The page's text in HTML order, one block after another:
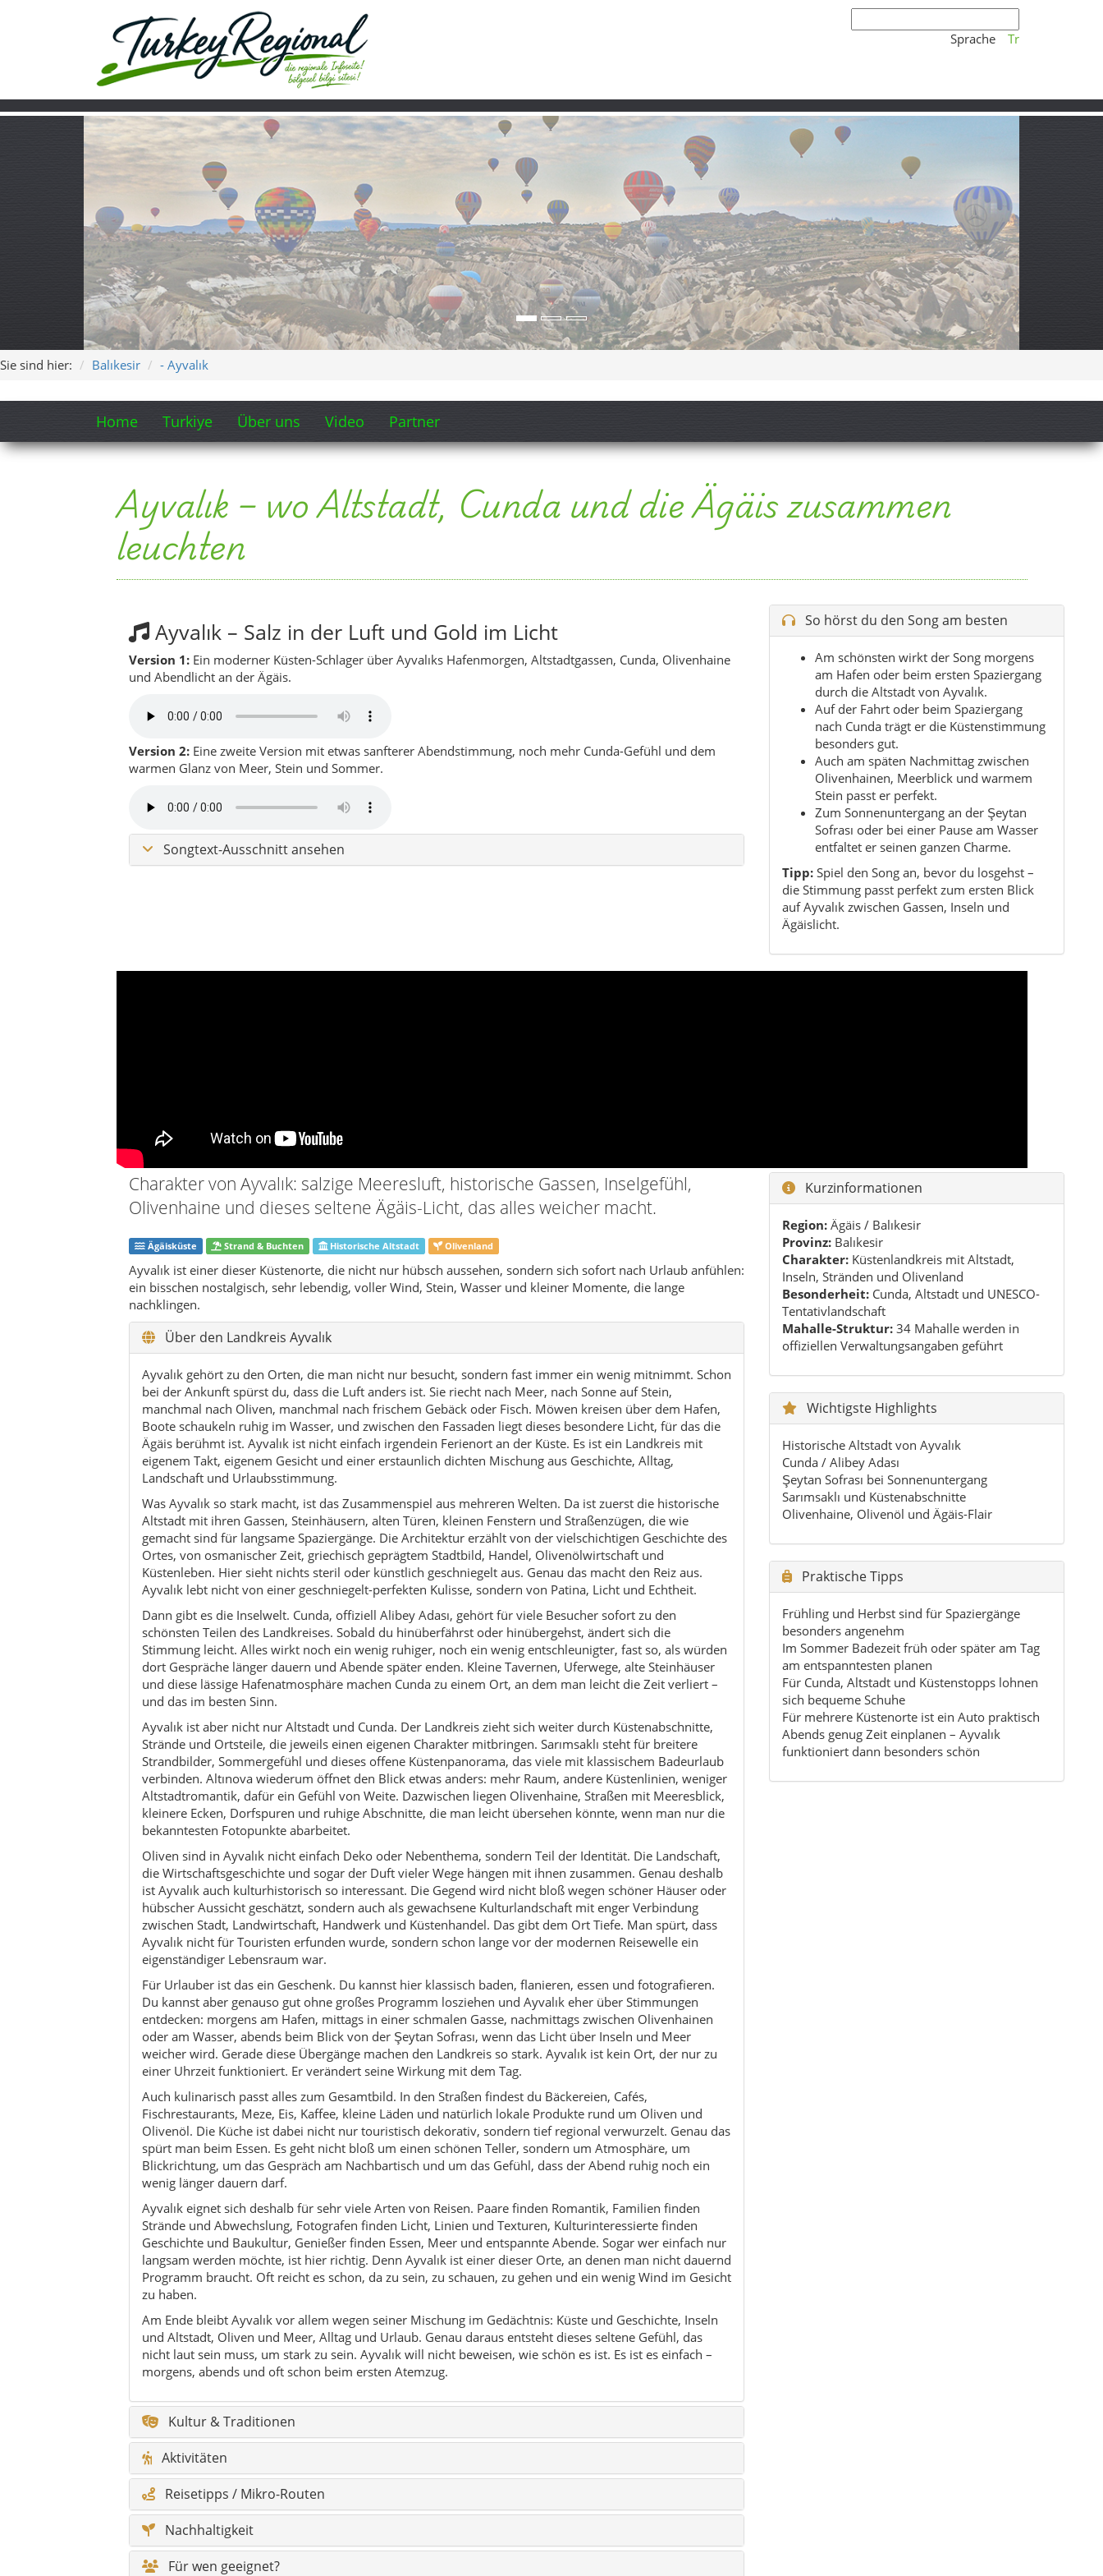
Sprache Tr
Balıkesir - Ayvalık
Home Turkiye Über uns Video
Ayvalık – wo Altstadt, Cunda und die Ägäis zusammen
leuchten
Ayvalık – Salz in der Luft und Gold im Licht
Version 1:Ein moderner Küsten-Schlager über Ayvalıks Hafenmorgen, Altstadtgassen, Cunda, Olivenhaine
und Abendlicht an der Ägäis.
Version 2:Eine zweite Version mit etwas sanfterer Abendstimmung, noch mehr Cunda-Gefühl und dem
warmen Glanz von Meer, Stein und Sommer.
am Hafen oder beim ersten Spaziergang
durch die Altstadt von Ayvalık.
besonders gut.
Zum Sonnenuntergang an der Şeytan
entfaltet er seinen ganzen Charme.
Tipp:Spiel den Song an, bevor du losgehst –
die Stimmung passt perfekt zum ersten Blick
auf Ayvalık zwischen Gassen, Inseln und
Ägäislicht.
Olivenhaine und dieses seltene Ägäis-Licht, das alles weicher macht.
Ayvalık gehört zu den Orten, die man nicht nur besucht, sondern fast immer ein wenig mitnimmt. Schon
bei der Ankunft spürst du, dass die Luft anders ist. Sie riecht nach Meer, nach Sonne auf Stein,
manchmal nach Oliven, manchmal nach frischem Gebäck oder Fisch. Möwen kreisen über dem Hafen,
Boote schaukeln ruhig im Wasser, und zwischen den Fassaden liegt dieses besondere Licht, für das die
Ägäis berühmt ist. Ayvalık ist nicht einfach irgendein Ferienort an der Küste. Es ist ein Landkreis mit
Landschaft und Urlaubsstimmung.
Was Ayvalık so stark macht, ist das Zusammenspiel aus mehreren Welten. Da ist zuerst die historische
Altstadt mit ihren Gassen, Steinhäusern, alten Türen, kleinen Fenstern und Straßenzügen, die wie
gemacht sind für langsame Spaziergänge. Die Architektur erzählt von der vielschichtigen Geschichte des
Ortes, von osmanischer Zeit, griechisch geprägtem Stadtbild, Handel, Olivenölwirtschaft und
Küstenleben. Hier sieht nichts steril oder künstlich geschniegelt aus. Genau das macht den Reiz aus.
Ayvalık lebt nicht von einer geschniegelt-perfekten Kulisse, sondern von Patina, Licht und Echtheit.
Dann gibt es die Inselwelt. Cunda, offiziell Alibey Adası, gehört für viele Besucher sofort zu den
schönsten Teilen des Landkreises. Sobald du hinüberfährst oder hinübergehst, ändert sich die
Stimmung leicht. Alles wirkt noch ein wenig ruhiger, noch ein wenig entschleunigter, fast so, als würden
dort Gespräche länger dauern und Abende später enden. Kleine Tavernen, Uferwege, alte Steinhäuser
und diese lässige Hafenatmosphäre machen Cunda zu einem Ort, an dem man leicht die Zeit verliert –
und das im besten Sinn.
Strände und Ortsteile, die jeweils einen eigenen Charakter mitbringen. Sarımsaklı steht für breitere
Strandbilder, Sommergefühl und dieses offene Küstenpanorama, das viele mit klassischem Badeurlaub
verbinden. Altınova wiederum öffnet den Blick etwas anders: mehr Raum, andere Küstenlinien, weniger
Altstadtromantik, dafür ein Gefühl von Weite. Dazwischen liegen Olivenhaine, Straßen mit Meeresblick,
kleinere Ecken, Dorfspuren und ruhige Abschnitte, die man leicht übersehen könnte, wenn man nur die
bekanntesten Fotopunkte abarbeitet.
Oliven sind in Ayvalık nicht einfach Deko oder Nebenthema, sondern Teil der Identität. Die Landschaft,
die Wirtschaftsgeschichte und sogar der Duft vieler Wege hängen mit ihnen zusammen. Genau deshalb
ist Ayvalık auch kulturhistorisch so interessant. Die Gegend wird nicht bloß wegen schöner Häuser oder
hübscher Aussicht geschätzt, sondern auch als gewachsene Kulturlandschaft mit enger Verbindung
zwischen Stadt, Landwirtschaft, Handwerk und Küstenhandel. Das gibt dem Ort Tiefe. Man spürt, dass
Ayvalık nicht für Touristen erfunden wurde, sondern schon lange vor der modernen Reisewelle ein
eigenständiger Lebensraum war.
Für Urlauber ist das ein Geschenk. Du kannst hier klassisch baden, flanieren, essen und fotografieren.
Du kannst aber genauso gut ohne großes Programm losziehen und Ayvalık eher über Stimmungen
entdecken: morgens am Hafen, mittags in einer schmalen Gasse, nachmittags zwischen Olivenhainen
oder am Wasser, abends beim Blick von der Şeytan Sofrası, wenn das Licht über Inseln und Meer
weicher wird. Gerade diese Übergänge machen den Landkreis so stark. Ayvalık ist kein Ort, der nur zu
einer Uhrzeit funktioniert. Er verändert seine Wirkung mit dem Tag.
Auch kulinarisch passt alles zum Gesamtbild. In den Straßen findest du Bäckereien, Cafés,
Fischrestaurants, Meze, Eis, Kaffee, kleine Läden und natürlich lokale Produkte rund um Oliven und
Olivenöl. Die Küche ist dabei nicht nur touristisch dekorativ, sondern tief regional verwurzelt. Genau das
spürt man beim Essen. Es geht nicht bloß um einen schönen Teller, sondern um Atmosphäre, um
Blickrichtung, um das Gespräch am Nachbartisch und um das Gefühl, dass der Abend ruhig noch ein
wenig länger dauern darf.
Strände und Abwechslung, Fotografen finden Licht, Linien und Texturen, Kulturinteressierte finden
Geschichte und Baukultur, Genießer finden Essen, Meer und entspannte Abende. Sogar wer einfach nur
langsam werden möchte, ist hier richtig. Denn Ayvalık ist einer dieser Orte, an denen man nicht dauernd
Programm braucht. Oft reicht es schon, da zu sein, zu schauen, zu gehen und ein wenig Wind im Gesicht
zu haben.
und Altstadt, Oliven und Meer, Alltag und Urlaub. Genau daraus entsteht dieses seltene Gefühl, das
nicht laut sein muss, um stark zu sein. Ayvalık will nicht beweisen, wie schön es ist. Es ist es einfach –
morgens, abends und oft schon beim ersten Atemzug.
Kultur & Traditionen
Aktivitäten
Reisetipps / Mikro-Routen
Nachhaltigkeit
Für wen geeignet?
Kulinarik
Natur & Outdoor
Feste & Veranstaltungen
Geschichte & Timeline
Hidden Gems
Legenden
Kurzinformationen
Wichtigste Highlights
Cunda / Alibey Adası
Şeytan Sofrası bei Sonnenuntergang
Sarımsaklı und Küstenabschnitte
Olivenhaine, Olivenöl und Ägäis-Flair
Praktische Tipps
Frühling und Herbst sind für Spaziergänge
besonders angenehm
Im Sommer Badezeit früh oder später am Tag
Für Cunda, Altstadt und Küstenstopps lohnen
sich bequeme Schuhe
Für mehrere Küstenorte ist ein Auto praktisch
Abends genug Zeit einplanen – Ayvalık
funktioniert dann besonders schön